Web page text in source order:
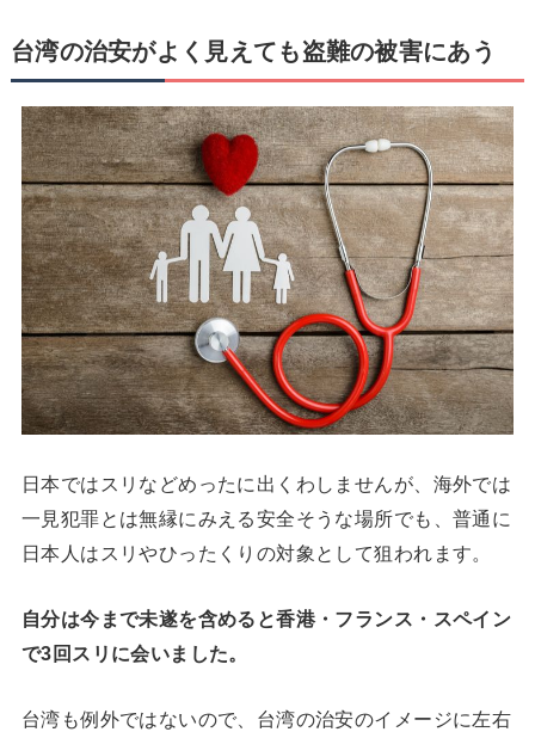
台湾の治安がよく見えても盗難の被害にあう
日本ではスリなどめったに出くわしませんが、海外では
一見犯罪とは無縁にみえる安全そうな場所でも、普通に
日本人はスリやひったくりの対象として狙われます。
自分は今まで未遂を含めると香港・フランス・スペイン
で3回スリに会いました。
台湾も例外ではないので、台湾の治安のイメージに左右